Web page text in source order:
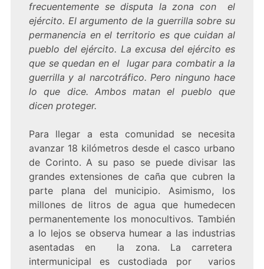
frecuentemente se disputa la zona con el
ejército. El argumento de la guerrilla sobre su
permanencia en el territorio es que cuidan al
pueblo del ejército. La excusa del ejército es
que se quedan en el lugar para combatir a la
guerrilla y al narcotráfico. Pero ninguno hace
lo que dice. Ambos matan el pueblo que
dicen proteger.
Para llegar a esta comunidad se necesita
avanzar 18 kilómetros desde el casco urbano
de Corinto. A su paso se puede divisar las
grandes extensiones de caña que cubren la
parte plana del municipio. Asimismo, los
millones de litros de agua que humedecen
permanentemente los monocultivos. También
a lo lejos se observa humear a las industrias
asentadas en la zona. La carretera
intermunicipal es custodiada por varios